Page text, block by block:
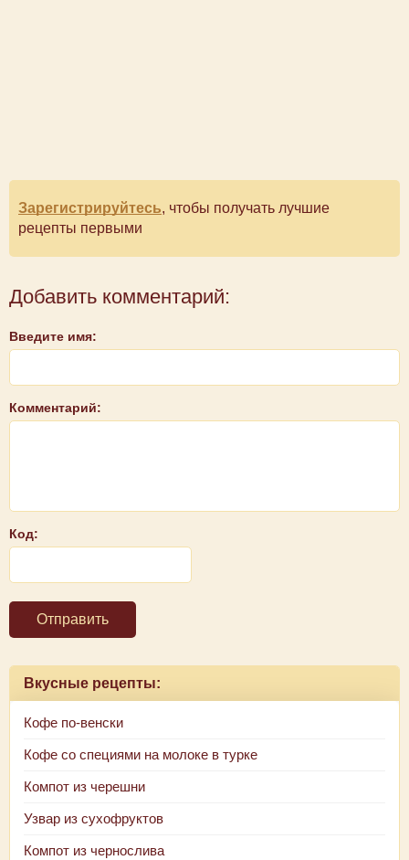
Зарегистрируйтесь, чтобы получать лучшие
рецепты первыми
Добавить комментарий:
Введите имя:
Комментарий:
Код:
Отправить
Вкусные рецепты:
Кофе по-венски
Кофе со специями на молоке в турке
Компот из черешни
Узвар из сухофруктов
Компот из чернослива